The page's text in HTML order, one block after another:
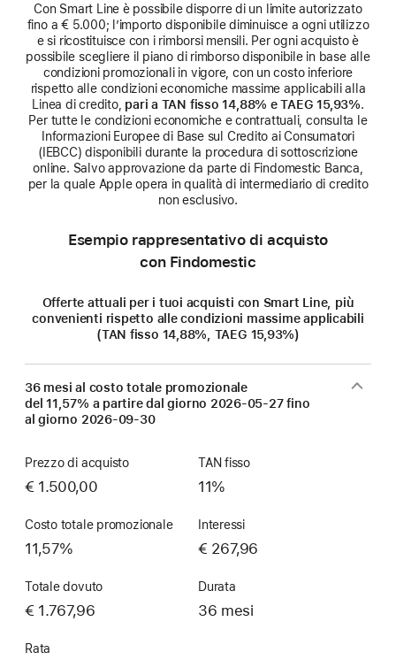
Con Smart Line è possibile disporre di un limite autorizzato
fino a € 5.000; l’importo disponibile diminuisce a ogni utilizzo
e si ricostituisce con i rimborsi mensili. Per ogni acquisto è
possibile scegliere il piano di rimborso disponibile in base alle
condizioni promozionali in vigore, con un costo inferiore
rispetto alle condizioni economiche massime applicabili alla
Linea di credito, pari a TAN fisso 14,88% e TAEG 15,93%.
Per tutte le condizioni economiche e contrattuali, consulta le
Informazioni Europee di Base sul Credito ai Consumatori
(IEBCC) disponibili durante la procedura di sottoscrizione
online. Salvo approvazione da parte di Findomestic Banca,
per la quale Apple opera in qualità di intermediario di credito
non esclusivo.
Esempio rappresentativo di acquisto
con Findomestic
Offerte attuali per i tuoi acquisti con Smart Line, più
convenienti rispetto alle condizioni massime applicabili
(TAN fisso 14,88%, TAEG 15,93%)
36 mesi al costo totale promozionale
del 11,57% a partire dal giorno 2026-05-27fino
al giorno 2026-09-30
Prezzo di acquisto
€ 1.500,00
TAN fisso
11%
Costo totale promozionale
11,57%
Interessi
€ 267,96
Totale dovuto
€ 1.767,96
Durata
36 mesi
Rata